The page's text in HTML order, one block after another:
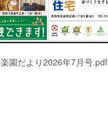
楽園だより2026年7月号.pdf